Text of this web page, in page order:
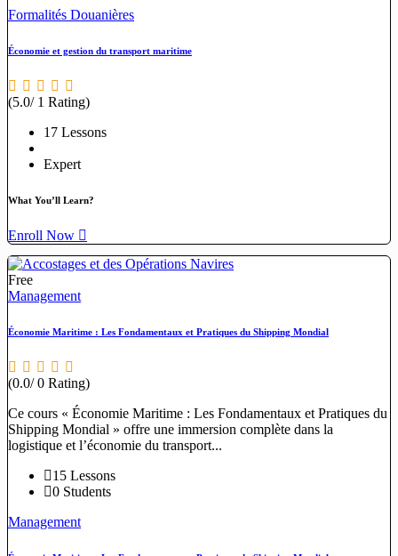
Formalités Douanières
Économie et gestion du transport maritime
(5.0/ 1 Rating)
17 Lessons
Expert
What You’ll Learn?
Enroll Now
Free
Management
Économie Maritime : Les Fondamentaux et Pratiques du Shipping Mondial
(0.0/ 0 Rating)
Ce cours « Économie Maritime : Les Fondamentaux et Pratiques du
Shipping Mondial » offre une immersion complète dans la
logistique et l’économie du transport...
15 Lessons
0 Students
Management